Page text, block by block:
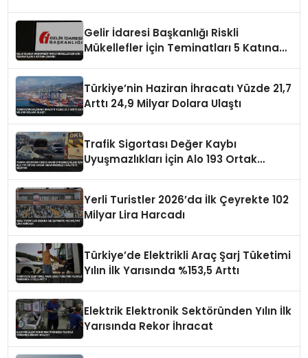
Gelir İdaresi Başkanlığı Riskli
Mükellefler İçin Teminatları 5 Katına
Türkiye’nin Haziran İhracatı Yüzde 21,7
Arttı 24,9 Milyar Dolara Ulaştı
Trafik Sigortası Değer Kaybı
Uyuşmazlıkları İçin Alo 193 Ortak
Yerli Turistler 2026’da İlk Çeyrekte 102
Milyar Lira Harcadı
Türkiye’de Elektrikli Araç Şarj Tüketimi
Yılın İlk Yarısında %153,5 Arttı
Elektrik Elektronik Sektöründen Yılın İlk
Yarısında Rekor İhracat